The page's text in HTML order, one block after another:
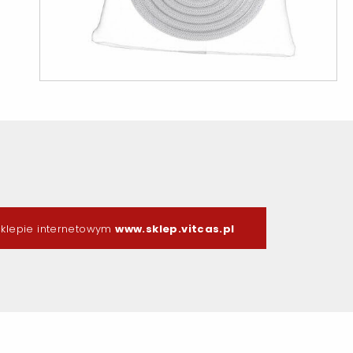
internetowymwww.sklep.vitcas.pl